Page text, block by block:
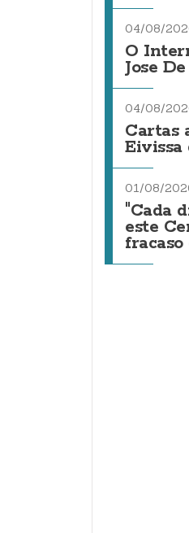
04/08/
O
Jose
04/08/
Cartas
Eivissa
01/08/
"Cada
este